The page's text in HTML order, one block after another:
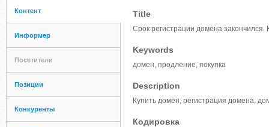
Контент
Информер
Посетители
Позиции
Конкуренты
Title
Срок регистрации домена закончился.
Keywords
домен, продление, покупка
Description
Купить домен, регистрация домена,
Кодировка